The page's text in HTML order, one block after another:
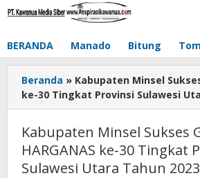
Lewati
BERANDA Manado Bitung
Beranda » Kabupaten Minsel
ke-30 Tingkat Provinsi Sulawesi
Kabupaten Minsel Sukses
HARGANAS ke-30 Tingkat
Sulawesi Utara Tahun 2023